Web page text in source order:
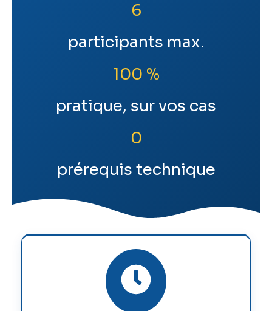
6
participants max.
100 %
pratique, sur vos cas
0
prérequis technique